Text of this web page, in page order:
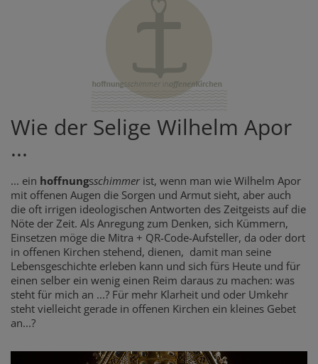
Wie der Selige Wilhelm Apor
...
... ein hoffnungsschimmerist, wenn man wie Wilhelm Apor
mit offenen Augen die Sorgen und Armut sieht, aber auch
die oft irrigen ideologischen Antworten des Zeitgeists auf die
Nöte der Zeit. Als Anregung zum Denken, sich Kümmern,
Einsetzen möge die Mitra + QR-Code-Aufsteller, da oder dort
in offenen Kirchen stehend, dienen, damit man seine
Lebensgeschichte erleben kann und sich fürs Heute und für
einen selber ein wenig einen Reim daraus zu machen: was
steht für mich an ...? Für mehr Klarheit und oder Umkehr
steht vielleicht gerade in offenen Kirchen ein kleines Gebet
an...?